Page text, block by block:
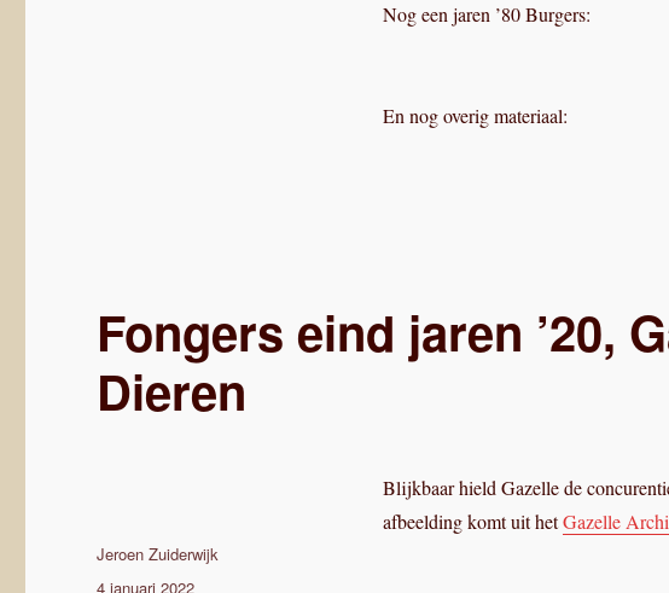
Nog een jaren ’80 Burgers:
En nog overig materiaal:
Fongers eind jaren ’20,
Dieren
Blijkbaar hield Gazelle de
afbeelding komt uit hetGazelle
Auteur
Jeroen Zuiderwijk
Geplaatst
4 januari 2022